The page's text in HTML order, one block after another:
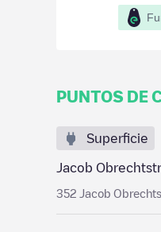
PUNTOS DE
Superficie
Jacob
352 Jacob